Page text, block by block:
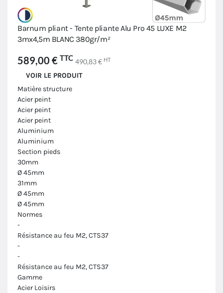
Barnum pliant - Tente pliante Alu Pro 45 LUXE M2
3mx4,5m BLANC 380gr/m²
589,00 € TTC 490,83 € HT
VOIR LE PRODUIT
Matière structure
Acier peint
Acier peint
Acier peint
Aluminium
Aluminium
Section pieds
30mm
Ø 45mm
31mm
Ø 45mm
Ø 45mm
Normes
-
Résistance au feu M2, CTS37
-
-
Résistance au feu M2, CTS37
Gamme
Acier Loisirs